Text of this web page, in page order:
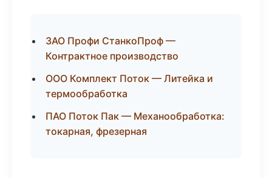
ЗАО Профи СтанкоПроф —
Контрактное производство
ООО Комплект Поток — Литейка и
термообработка
ПАО Поток Пак — Механообработка:
токарная, фрезерная